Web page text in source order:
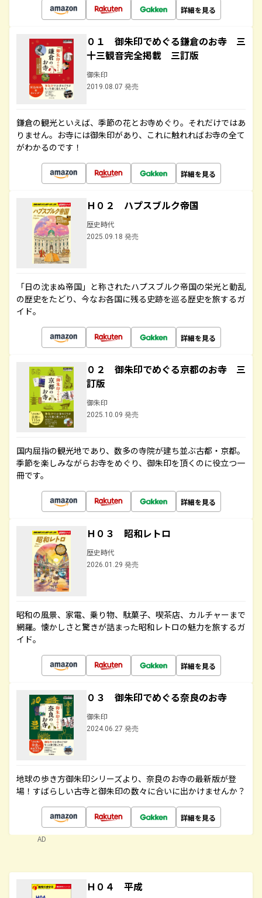
詳細を見る
０１ 御朱印でめぐる鎌倉のお寺 三
十三観音完全掲載 三訂版
御朱印
2019.08.07 発売
鎌倉の観光といえば、季節の花とお寺めぐり。それだけではあ
りません。お寺には御朱印があり、これに触れればお寺の全て
がわかるのです！
詳細を見る
Ｈ０２ ハプスブルク帝国
歴史時代
2025.09.18 発売
「日の沈まぬ帝国」と称されたハプスブルク帝国の栄光と動乱
の歴史をたどり、今なお各国に残る史跡を巡る歴史を旅するガ
イド。
詳細を見る
０２ 御朱印でめぐる京都のお寺 三
訂版
御朱印
2025.10.09 発売
国内屈指の観光地であり、数多の寺院が建ち並ぶ古都・京都。
季節を楽しみながらお寺をめぐり、御朱印を頂くのに役立つ一
冊です。
詳細を見る
Ｈ０３ 昭和レトロ
歴史時代
2026.01.29 発売
昭和の風景、家電、乗り物、駄菓子、喫茶店、カルチャーまで
網羅。懐かしさと驚きが詰まった昭和レトロの魅力を旅するガ
イド。
詳細を見る
０３ 御朱印でめぐる奈良のお寺
御朱印
2024.06.27 発売
地球の歩き方御朱印シリーズより、奈良のお寺の最新版が登
場！すばらしい古寺と御朱印の数々に合いに出かけませんか？
詳細を見る
AD
Ｈ０４ 平成